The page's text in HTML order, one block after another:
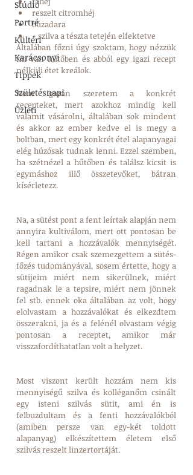
Stúdió
Portré
Kültéri
Karácsonyi
Tippek
Születésnapi
Üzleti
reszelt citromhéj
búzadara
+ szilva a tészta tetején elfektetve
Általában főzni úgy szoktam, hogy nézzük
mi van hűtőben és abból egy igazi recept
nélküli étet kreálok.
Nem igazán szeretem a konkrét
recepteket, mert azokhoz mindig kell
valamit vásárolni, általában sok mindent
és akkor az ember kedve el is megy a
boltban, mert egy konkrét étel alapanyagai
elég húzósak tudnak lenni. Ezzel szemben,
ha szétnézel a hűtőben és találsz kicsit is
egymáshoz illő összetevőket, bátran
kísérletezz.
Na, a sütést pont a fent leírtak alapján nem
annyira kultiválom, mert ott pontosan be
kell tartani a hozzávalók mennyiségét.
Régen amikor csak szemezgettem a sütés-
főzés tudományával, sosem értette, hogy a
sütijeim miért nem sikerülnek, miért
ragadnak le a tepsire, miért nem jönnek
fel stb. ennek oka általában az volt, hogy
elolvastam a hozzávalókat és elkezdtem
összerakni, ja és a felénél olvastam végig
pontosan a receptet, amikor már
visszafordíthatatlan volt a helyzet.
Most viszont került hozzám nem kis
mennyiségű szilva és kolléganőm csinált
egy isteni szilvás sütit, ami én is
felbuzdultam és a fenti hozzávalókból
(amiben persze van egy-két toldott
alapanyag) elkészítettem életem első
szilvás reszelt linzertortáját.